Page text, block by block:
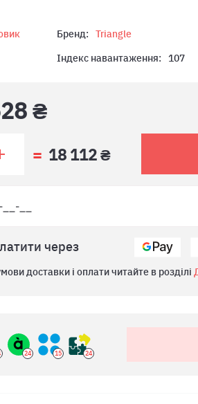
Бренд: Triangle
Індекс навантаження: 107
₴
18 112 ₴
через
доставки і оплати читайте в розділі
24 15 24